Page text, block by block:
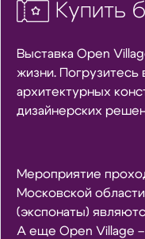
Купить
Выставка Open
жизни.
архитектурных
дизайнерских
Мероприятие
Московской
(экспонаты)
А еще Open Village